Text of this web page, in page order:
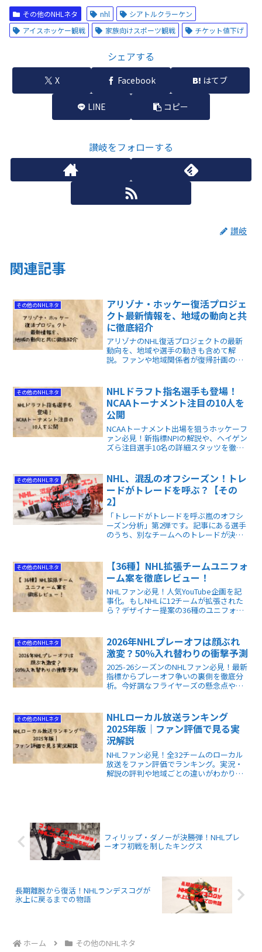
その他のNHLネタ nhl
シアトルクラーケン
アイスホッケー観戦
家族向けスポーツ観戦 チケット値下げ
シェアする
X Facebook はてブ
LINE コピー
讃岐をフォローする
讃岐
関連記事
その他のNHLネタ
アリゾナ・ホッケー復活プロジェ
クト最新情報を、地域の動向と共
に徹底紹介
アリゾナのNHL復活プロジェクトの最新
動向を、地域や選手の動きも含めて解
説。ファンや地域関係者が復帰計画の全
その他のNHLネタ
NHLドラフト指名選手も登場！
NCAAトーナメント注目の10人を
公開
NCAAトーナメント出場を狙うホッケーフ
ァン必見！新指標NPIの解説や、ヘイゲン
ズら注目選手10名の詳細スタッツを徹底
前に迫った激戦のラストスパートがより
深く理解できる内容です。
その他のNHLネタ
NHL、混乱のオフシーズン！トレ
ードがトレードを呼ぶ？【その
2】
「トレードがトレードを呼ぶ嵐のオフシ
ーズン分析」第2弾です。記事にある選手
のうち、別なチームへのトレードが決定
ト予想もありますが、それの当たり・は
ずれも楽しめます。
その他のNHLネタ
【36種】NHL拡張チームユニフォ
ーム案を徹底レビュー！
NHLファン必見！人気YouTube企画を記
事化。もしNHLに12チームが拡張された
ら？デザイナー提案の36種のユニフォー
能性がわかります。
その他のNHLネタ
2026年NHLプレーオフは顔ぶれ
激変？50％入れ替わりの衝撃予測
2025-26シーズンのNHLファン必見！最新
指標からプレーオフ争いの裏側を徹底分
析。今好調なフライヤーズの懸念点や、
ータに基づき、後半戦の勝敗を先読みす
る楽しさを得られます！
その他のNHLネタ
NHLローカル放送ランキング
2025年版｜ファン評価で見る実
況解説
NHLファン必見！全32チームのローカル
放送をファン評価でランキング。実況・
解説の評判や地域ごとの違いがわかりま
フィリップ・ダノーが決勝弾！NHLプレ
ーオフ初戦を制したキングス
長期離脱から復活！NHLランデスコグが
氷上に戻るまでの物語
ホーム その他のNHLネタ